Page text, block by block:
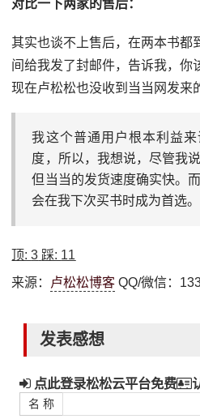
对比一下两家的售后：
其实也谈不上售后，在两本书都
间给我发了封邮件，告诉我，你
现在卢松松也没收到当当网发来
我这个普通用户根本利益来
度，所以，我想说，尽管我
但当当的发货速度确实快。
会在我下次买书时成为首选。
顶:3 踩: 11
来源： 卢松松博客 QQ/微信：
发表感想
点此登录松松云平台免费
名 称